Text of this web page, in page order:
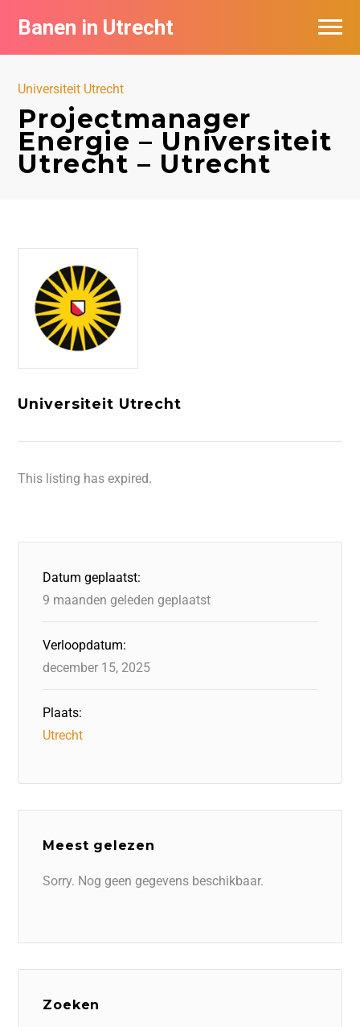
Banen in Utrecht
Universiteit Utrecht
Projectmanager
Energie – Universiteit
Utrecht – Utrecht
Universiteit Utrecht
This listing has expired.
Datum geplaatst:
9 maanden geleden geplaatst
Verloopdatum:
december 15, 2025
Plaats:
Utrecht
Meest gelezen
Sorry. Nog geen gegevens beschikbaar.
Zoeken
Vacatures per bedrijf in Utrecht